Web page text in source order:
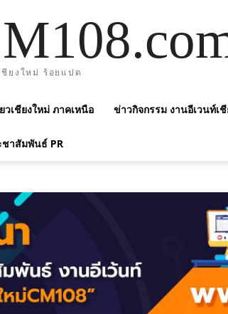
ชียงใหม่ ร้อยแปด
วเชียงใหม่ ภาคเหนือ ข่าวกิจกรรม งานอีเวนท์เ
าสัมพันธ์ PR